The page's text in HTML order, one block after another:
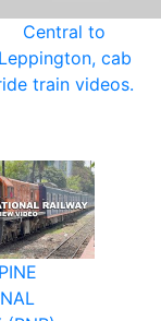
Central to
Leppington, cab
train videos.